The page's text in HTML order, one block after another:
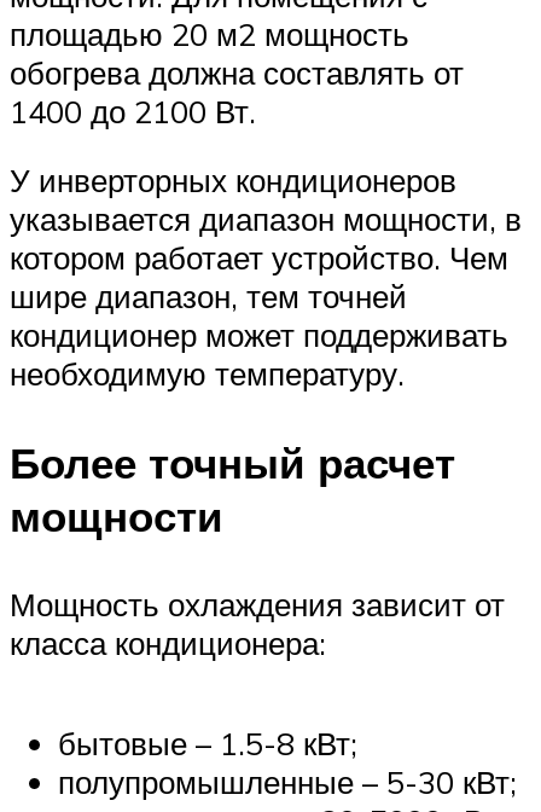
площадью 20 м2 мощность
обогрева должна составлять от
1400 до 2100 Вт.
У инверторных кондиционеров
указывается диапазон мощности, в
котором работает устройство. Чем
шире диапазон, тем точней
кондиционер может поддерживать
необходимую температуру.
Более точный расчет
мощности
Мощность охлаждения зависит от
класса кондиционера:
бытовые – 1.5-8 кВт;
полупромышленные – 5-30 кВт;